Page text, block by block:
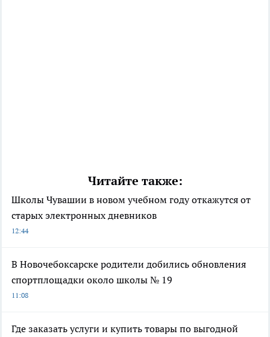
Читайте также:
Школы Чувашии в новом учебном году откажутся от
старых электронных дневников
12:44
В Новочебоксарске родители добились обновления
спортплощадки около школы № 19
11:08
Где заказать услуги и купить товары по выгодной